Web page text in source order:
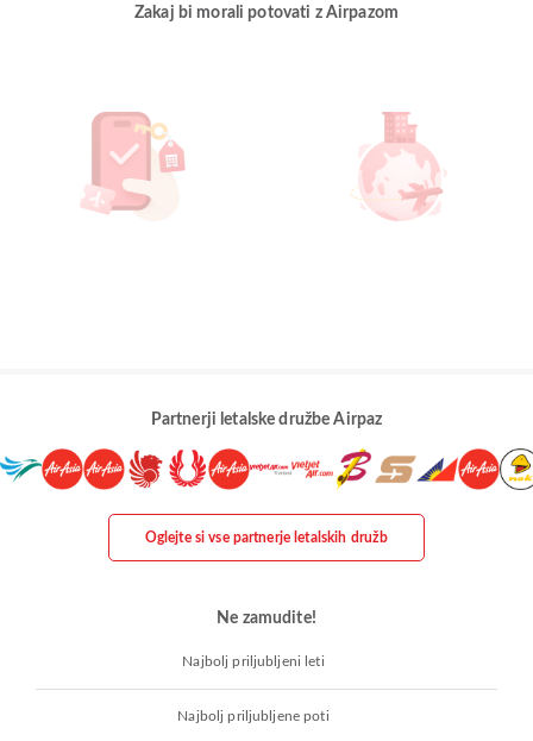
Zakaj bi morali potovati z Airpazom
Partnerji letalske družbe Airpaz
Oglejte si vse partnerje letalskih družb
Ne zamudite!
Najbolj priljubljeni leti
Najbolj priljubljene poti